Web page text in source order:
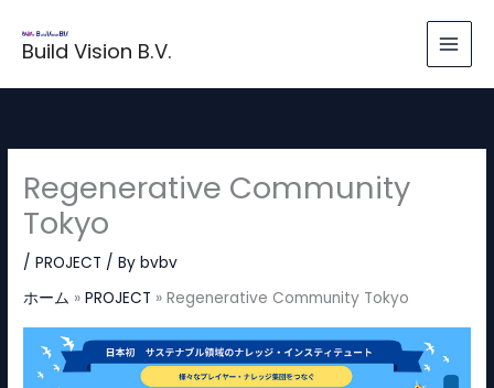
ス
ッ
Build Vision B.V.
Regenerative Community
Tokyo
/PROJECT / Bybvbv
ホーム
PROJECT Regenerative Community Tokyo